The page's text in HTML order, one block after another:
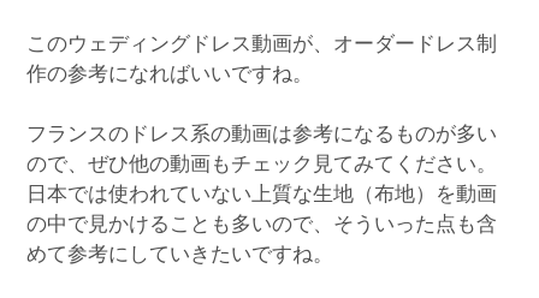
このウェディングドレス動画が、オーダードレス制
作の参考になればいいですね。
フランスのドレス系の動画は参考になるものが多い
ので、ぜひ他の動画もチェック見てみてください。
日本では使われていない上質な生地（布地）を動画
の中で見かけることも多いので、そういった点も含
めて参考にしていきたいですね。